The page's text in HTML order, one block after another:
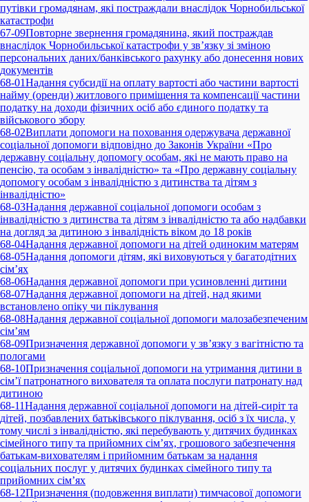
путівки громадянам, які постраждали внаслідок Чорнобильської
катастрофи
67-09Повторне звернення громадянина, який постраждав
внаслідок Чорнобильської катастрофи у зв’язку зі зміною
персональних даних/банківського рахунку або донесення нових
документів
68-01Надання субсидії на оплату вартості або частини вартості
найму (оренди) житлового приміщення та компенсації частини
податку на доходи фізичних осіб або єдиного податку та
військового збору
68-02Виплати допомоги на поховання одержувача державної
соціальної допомоги відповідно до Законів України «Про
державну соціальну допомогу особам, які не мають право на
пенсію, та особам з інвалідністю» та «Про державну соціальну
допомогу особам з інвалідністю з дитинства та дітям з
інвалідністю»
68-03Надання державної соціальної допомоги особам з
інвалідністю з дитинства та дітям з інвалідністю та або надбавки
на догляд за дитиною з інвалідність віком до 18 років
68-04Надання державної допомоги на дітей одиноким матерям
68-05Надання допомоги дітям, які виховуються у багатодітних
сім’ях
68-06Надання державної допомоги при усиновленні дитини
68-07Надання державної допомоги на дітей, над якими
встановлено опіку чи піклування
68-08Надання державної соціальної допомоги малозабезпеченим
сім’ям
68-09Призначення державної допомоги у зв’язку з вагітністю та
пологами
68-10Призначення соціальної допомоги на утримання дитини в
сім’ї патронатного вихователя та оплата послуги патронату над
дитиною
68-11Надання державної соціальної допомоги на дітей-сиріт та
дітей, позбавлених батьківського піклування, осіб з їх числа, у
тому числі з інвалідністю, які перебувають у дитячих будинках
сімейного типу та прийомних сім’ях, грошового забезпечення
батькам-вихователям і прийомним батькам за надання
соціальних послуг у дитячих будинках сімейного типу та
прийомних сім’ях
68-12Призначення (подовження виплати) тимчасової допомоги